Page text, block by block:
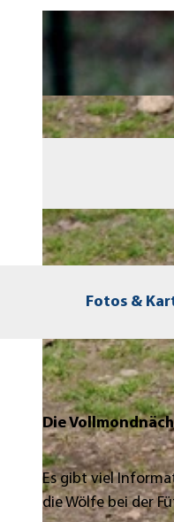
Fotos &
Die
Es gibt viel
die Wölfe bei der